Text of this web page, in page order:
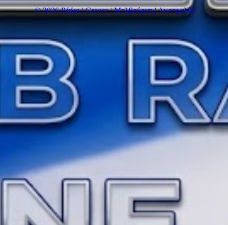
© 2026 Ράδιο | Greece | Μελβούρνη | Αυστραλία